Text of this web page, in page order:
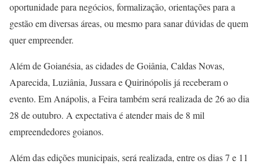
oportunidade para negócios, formalização, orientações para a
gestão em diversas áreas, ou mesmo para sanar dúvidas de quem
quer empreender.
Além de Goianésia, as cidades de Goiânia, Caldas Novas,
Aparecida, Luziânia, Jussara e Quirinópolis já receberam o
evento. Em Anápolis, a Feira também será realizada de 26 ao dia
28 de outubro. A expectativa é atender mais de 8 mil
empreendedores goianos.
Além das edições municipais, será realizada, entre os dias 7 e 11